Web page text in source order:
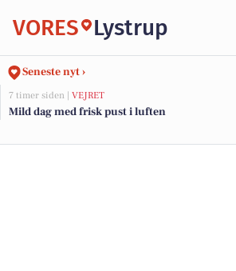
VORES Lystrup
Seneste nyt ›
7 timer siden | VEJRET
Mild dag med frisk pust i luften